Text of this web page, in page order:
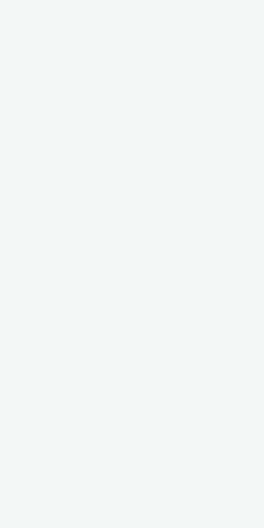
(DiPAs) – mit Markus C.
(DiPAs) von den Pflegekassen
Angehörigen erleichtern.
von digitalen Lösungen, wie zum Beispiel von Apps